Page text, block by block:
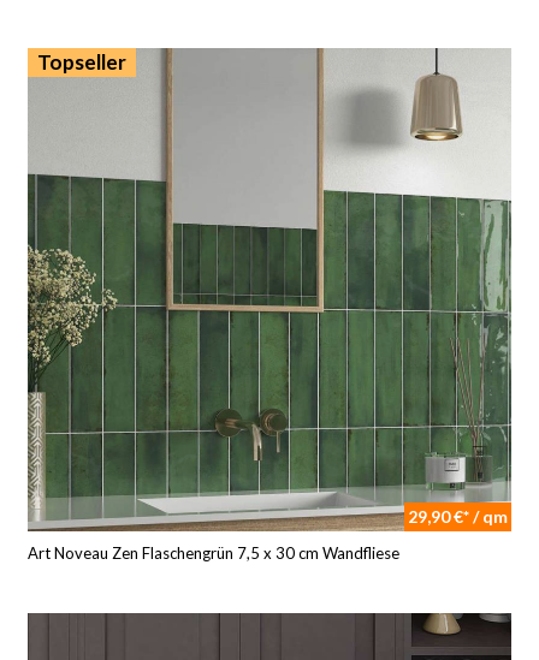
Topseller
29,90 €* / qm
Art Noveau Zen Flaschengrün 7,5 x 30 cm Wandfliese